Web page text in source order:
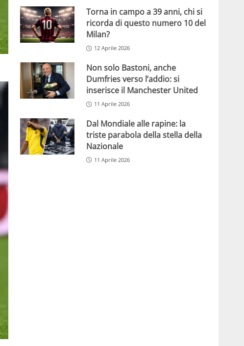
Torna in campo a 39 anni, chi si
ricorda di questo numero 10 del
Milan?
12 Aprile 2026
Non solo Bastoni, anche
Dumfries verso l’addio: si
inserisce il Manchester United
11 Aprile 2026
Dal Mondiale alle rapine: la
triste parabola della stella della
Nazionale
11 Aprile 2026